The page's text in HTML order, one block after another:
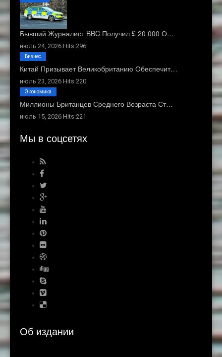
Бывший Журналист BBC Получил £ 20 000 О…
июль 24, 2026 Hits:296
Китай Призывает Великобританию Обеспечит…
июль 23, 2026 Hits:220
Бизнес
Миллионы Британцев Среднего Возраста Ст…
июль 15, 2026 Hits:221
Экономика
Мы в соцсетях
Об издании